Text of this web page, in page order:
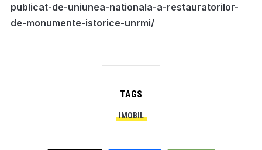
publicat-de-uniunea-nationala-a-restauratorilor-
de-monumente-istorice-unrmi/
TAGS
IMOBIL